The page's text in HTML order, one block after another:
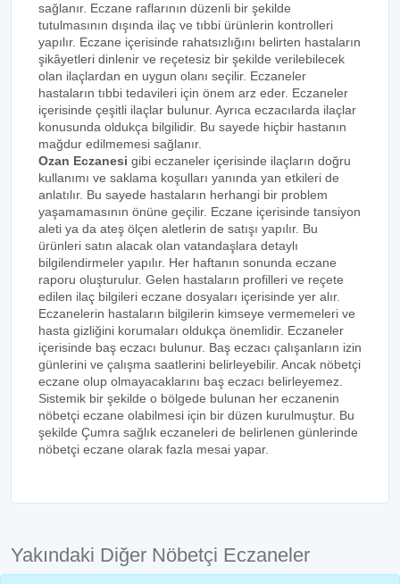
sağlanır. Eczane raflarının düzenli bir şekilde
tutulmasının dışında ilaç ve tıbbi ürünlerin kontrolleri
yapılır. Eczane içerisinde rahatsızlığını belirten hastaların
şikâyetleri dinlenir ve reçetesiz bir şekilde verilebilecek
olan ilaçlardan en uygun olanı seçilir. Eczaneler
hastaların tıbbi tedavileri için önem arz eder. Eczaneler
içerisinde çeşitli ilaçlar bulunur. Ayrıca eczacılarda ilaçlar
konusunda oldukça bilgilidir. Bu sayede hiçbir hastanın
mağdur edilmemesi sağlanır.
Ozan Eczanesi gibi eczaneler içerisinde ilaçların doğru
kullanımı ve saklama koşulları yanında yan etkileri de
anlatılır. Bu sayede hastaların herhangi bir problem
yaşamamasının önüne geçilir. Eczane içerisinde tansiyon
aleti ya da ateş ölçen aletlerin de satışı yapılır. Bu
ürünleri satın alacak olan vatandaşlara detaylı
bilgilendirmeler yapılır. Her haftanın sonunda eczane
raporu oluşturulur. Gelen hastaların profilleri ve reçete
edilen ilaç bilgileri eczane dosyaları içerisinde yer alır.
Eczanelerin hastaların bilgilerin kimseye vermemeleri ve
hasta gizliğini korumaları oldukça önemlidir. Eczaneler
içerisinde baş eczacı bulunur. Baş eczacı çalışanların izin
günlerini ve çalışma saatlerini belirleyebilir. Ancak nöbetçi
eczane olup olmayacaklarını baş eczacı belirleyemez.
Sistemik bir şekilde o bölgede bulunan her eczanenin
nöbetçi eczane olabilmesi için bir düzen kurulmuştur. Bu
şekilde Çumra sağlık eczaneleri de belirlenen günlerinde
nöbetçi eczane olarak fazla mesai yapar.
Yakındaki Diğer Nöbetçi Eczaneler